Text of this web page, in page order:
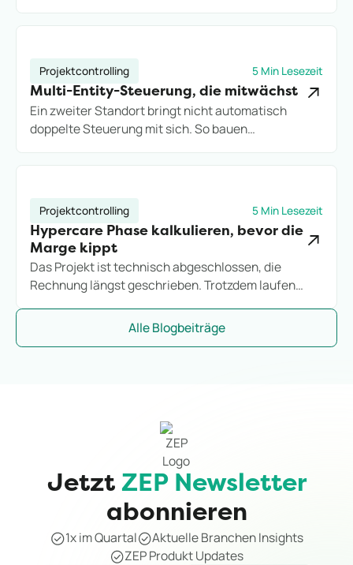
Kundenreporting auf, das Vertrauen schafft statt
Projektcontrolling 5 Min Lesezeit
Multi-Entity-Steuerung, die mitwächst
Ein zweiter Standort bringt nicht automatisch
doppelte Steuerung mit sich. So bauen
die Wachstum trägt, statt es an Excel-Grenzen
Projektcontrolling 5 Min Lesezeit
Hypercare Phase kalkulieren, bevor die
Marge kippt
Das Projekt ist technisch abgeschlossen, die
Rechnung längst geschrieben. Trotzdem laufen
Hypercare-Phase, bevor sie zum stillen
Alle Blogbeiträge
Jetzt ZEP Newsletter
abonnieren
1x im Quartal
Aktuelle Branchen Insights
ZEP Produkt Updates